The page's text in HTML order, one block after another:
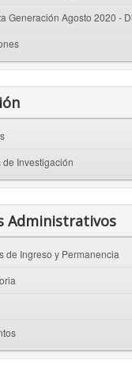
Generación Agosto 2020 -
de Investigación
Administrativos
de Ingreso y Permanencia